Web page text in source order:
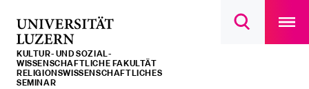
Suchdialog
main
KULTUR- UND SOZIAL­­­
WISSENSCHAFTLICHE FAKULTÄT
RELIGIONSWISSENSCHAFTLICHES
SEMINAR
LETZTE SUCHEN
Sie haben noch keine Suche getätigt.